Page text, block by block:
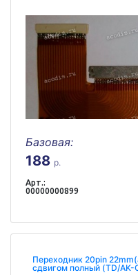
Базовая:
188 р.
Арт.:
00000000899
Переходник 20pin
сдвигом полный (TD/AK-